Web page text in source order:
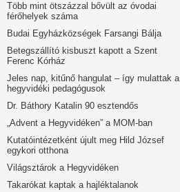
Több mint ötszázzal bővült az óvodai
férőhelyek száma
Budai Egyházközségek Farsangi Bálja
Betegszállító kisbuszt kapott a Szent
Ferenc Kórház
Jeles nap, kitűnő hangulat – így mulattak a
hegyvidéki pedagógusok
Dr. Báthory Katalin 90 esztendős
„Advent a Hegyvidéken” a MOM-ban
Kutatóintézetként újult meg Hild József
egykori otthona
Világsztárok a Hegyvidéken
Takarókat kaptak a hajléktalanok